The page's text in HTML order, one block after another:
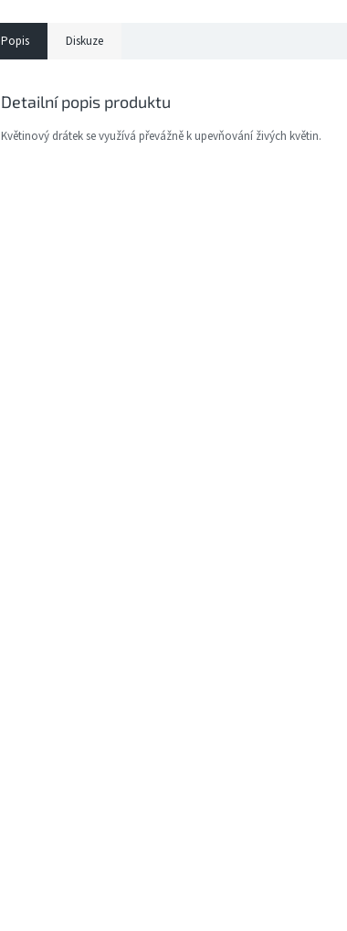
Popis Diskuze
Detailní popis produktu
Květinový drátek se využívá převážně k upevňování živých květin.